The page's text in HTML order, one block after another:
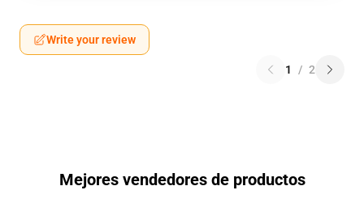
Write your review
1 / 2
Mejores vendedores de productos